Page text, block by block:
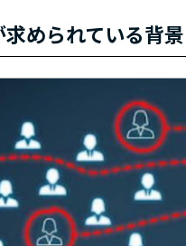
められている背景